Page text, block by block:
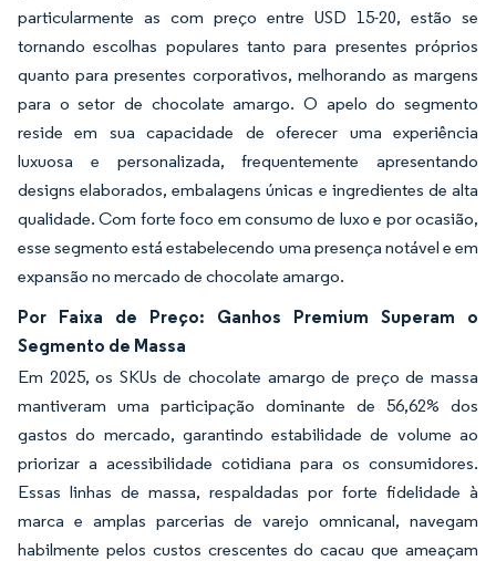
particularmente as com preço entre USD 15-20, estão se
tornando escolhas populares tanto para presentes próprios
quanto para presentes corporativos, melhorando as margens
para o setor de chocolate amargo. O apelo do segmento
reside em sua capacidade de oferecer uma experiência
luxuosa e personalizada, frequentemente apresentando
designs elaborados, embalagens únicas e ingredientes de alta
qualidade. Com forte foco em consumo de luxo e por ocasião,
esse segmento está estabelecendo uma presença notável e em
expansão no mercado de chocolate amargo.
Por Faixa de Preço: Ganhos Premium Superam o
Segmento de Massa
Em 2025, os SKUs de chocolate amargo de preço de massa
mantiveram uma participação dominante de 56,62% dos
gastos do mercado, garantindo estabilidade de volume ao
priorizar a acessibilidade cotidiana para os consumidores.
Essas linhas de massa, respaldadas por forte fidelidade à
marca e amplas parcerias de varejo omnicanal, navegam
habilmente pelos custos crescentes do cacau que ameaçam